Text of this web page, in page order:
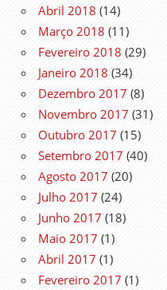
Abril 2018 (14)
Março 2018 (11)
Fevereiro 2018 (29)
Janeiro 2018 (34)
Dezembro 2017 (8)
Novembro 2017 (31)
Outubro 2017 (15)
Setembro 2017 (40)
Agosto 2017 (20)
Julho 2017 (24)
Junho 2017 (18)
Maio 2017 (1)
Abril 2017 (1)
Fevereiro 2017 (1)